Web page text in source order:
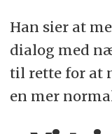
Han sier at
dialog med
til rette for at
en mer